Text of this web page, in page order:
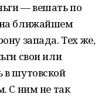
— вешать по
на ближайшем
запада. Тех же,
свои или
в шутовской
С ним не так